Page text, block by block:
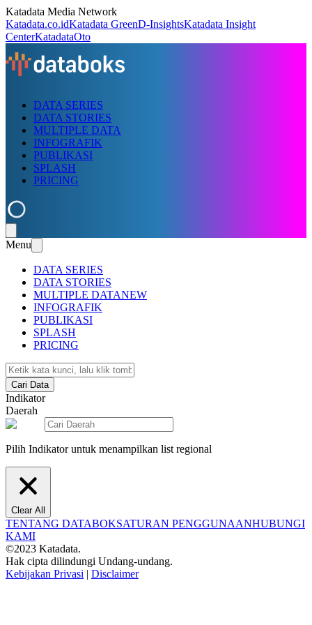
Katadata Media Network
Katadata.co.idKatadata GreenD-InsightsKatadata Insight
CenterKatadataOto
DATA SERIES
DATA STORIES
MULTIPLE DATA
INFOGRAFIK
PUBLIKASI
SPLASH
PRICING
Menu
DATA SERIES
DATA STORIES
MULTIPLE DATANEW
INFOGRAFIK
PUBLIKASI
SPLASH
PRICING
Cari Data
Indikator
Daerah
Pilih Indikator untuk menampilkan list regional
Clear All
TENTANG DATABOKSATURAN PENGGUNAANHUBUNGI
KAMI
©2023 Katadata.
Hak cipta dilindungi Undang-undang.
Kebijakan Privasi | Disclaimer